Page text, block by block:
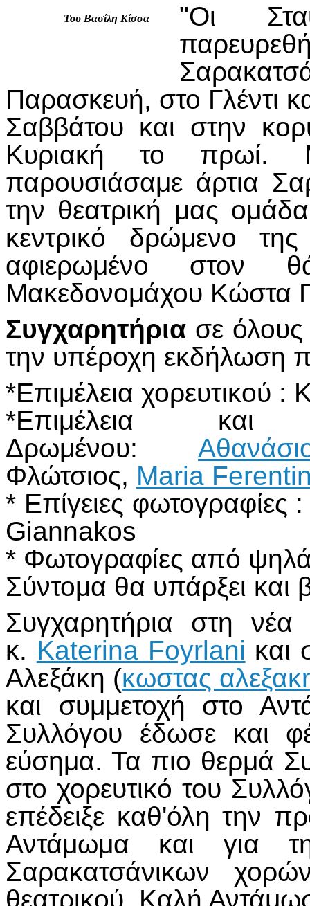
Του Βασίλη Κίσσα
"Οι
Παρασκευή, στο Γλέντι
Σαββάτου και στην
Κυριακή το πρωί.
παρουσιάσαμε άρτια
την θεατρική μας
κεντρικό δρώμενο
αφιερωμένο στον
Μακεδονομάχου Κώστα
Συγχαρητήρια σε όλους
την υπέροχη εκδήλωση
*Επιμέλεια χορευτικού
*Επιμέλεια και
Δρωμένου:
Φλώτσιος, Maria
* Επίγειες
Giannakos
* Φωτογραφίες από
Σύντομα θα υπάρξει και
Συγχαρητήρια στη
κ. Katerina Foyrlani και
Αλεξάκη (κωστας
και συμμετοχή στο
Συλλόγου έδωσε και
εύσημα. Τα πιο θερμά
στο χορευτικό του
επέδειξε καθ'όλη την
Αντάμωμα και για
Σαρακατσάνικων
θεατρικού. Καλή